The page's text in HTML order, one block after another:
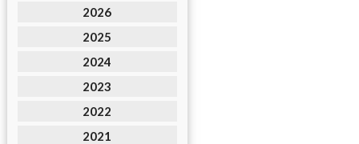
2026
2025
2024
2023
2022
2021